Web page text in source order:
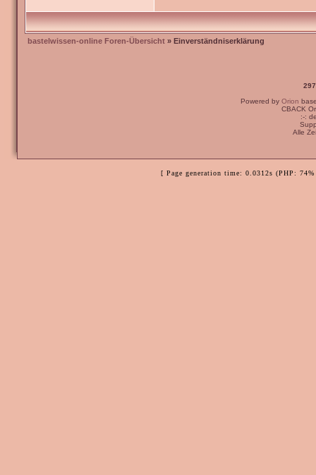
bastelwissen-online Foren-Übersicht » Einverständniserklärung
Powered by Orion
CBACK
:-:
Alle
[ Page generation time: 0.0312s (PHP: